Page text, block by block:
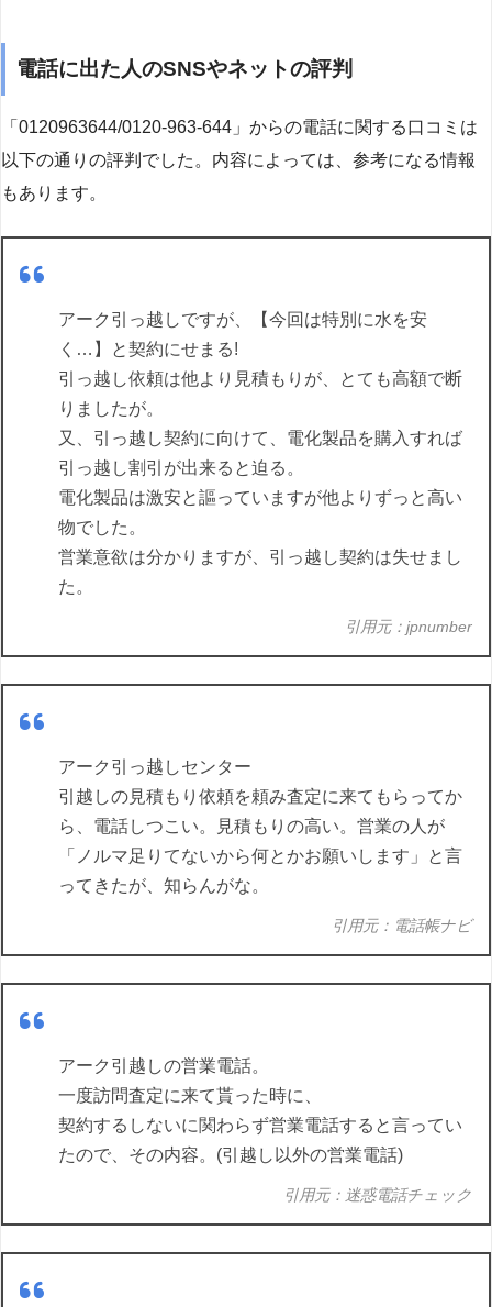
電話に出た人のSNSやネットの評判
「0120963644/0120-963-644」からの電話に関する口コミは
以下の通りの評判でした。内容によっては、参考になる情報
もあります。
アーク引っ越しですが、【今回は特別に水を安
く…】と契約にせまる!
引っ越し依頼は他より見積もりが、とても高額で断
りましたが。
又、引っ越し契約に向けて、電化製品を購入すれば
引っ越し割引が出来ると迫る。
電化製品は激安と謳っていますが他よりずっと高い
物でした。
営業意欲は分かりますが、引っ越し契約は失せまし
た。
引用元：jpnumber
アーク引っ越しセンター
引越しの見積もり依頼を頼み査定に来てもらってか
ら、電話しつこい。見積もりの高い。営業の人が
「ノルマ足りてないから何とかお願いします」と言
ってきたが、知らんがな。
引用元：電話帳ナビ
アーク引越しの営業電話。
一度訪問査定に来て貰った時に、
契約するしないに関わらず営業電話すると言ってい
たので、その内容。(引越し以外の営業電話)
引用元：迷惑電話チェック